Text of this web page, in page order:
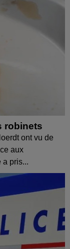
robinets
ont vu de
aux
a pris...